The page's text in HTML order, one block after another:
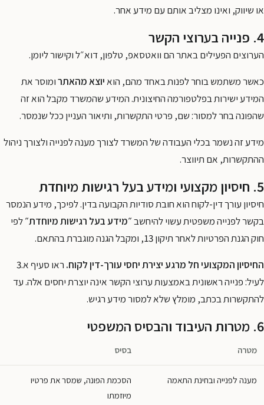
או שיווק, ואינו מצליב אותם עם מידע אחר.
4. פנייה בערוצי הקשר
הערוצים הפעילים באתר הם וואטסאפ, טלפון, דוא״ל וקישור ליומן.
כאשר משתמש בוחר לפנות באחד מהם, הואיוצא מהאתרומוסר את
המידע ישירות בפלטפורמה החיצונית. המידע שהמשרד מקבל הוא זה
שהפונה בחר למסור: שם, פרטי התקשרות, ותיאור העניין ככל שנמסר.
מידע זה נשמר בכלי העבודה של המשרד לצורך מענה לפנייה ולצורך ניהול
ההתקשרות, אם תיווצר.
5. חיסיון מקצועי ומידע בעל רגישות מיוחדת
חיסיון עורך דין-לקוח הוא חובת סודיות הקבועה בדין. לפיכך, מידע הנמסר
בקשר לפנייה משפטית עשוי להיחשב״מידע בעל רגישות מיוחדת״לפי
חוק הגנת הפרטיות לאחר תיקון 13, ומקבל הגנה מוגברת בהתאם.
החיסיון המקצועי חל מרגע יצירת יחסי עורך-דין לקוח.
ראו סעיף א.3
לעיל: פנייה ראשונית באמצעות ערוצי הקשר אינה יוצרת יחסים אלה. עד
להתקשרות בכתב, מומלץ שלא למסור מידע רגיש.
6. מטרות העיבוד והבסיס המשפטי
מטרה בסיס
מענה לפנייה ובחינת התאמה
הסכמת הפונה, שמסר את פרטיו
מיוזמתו